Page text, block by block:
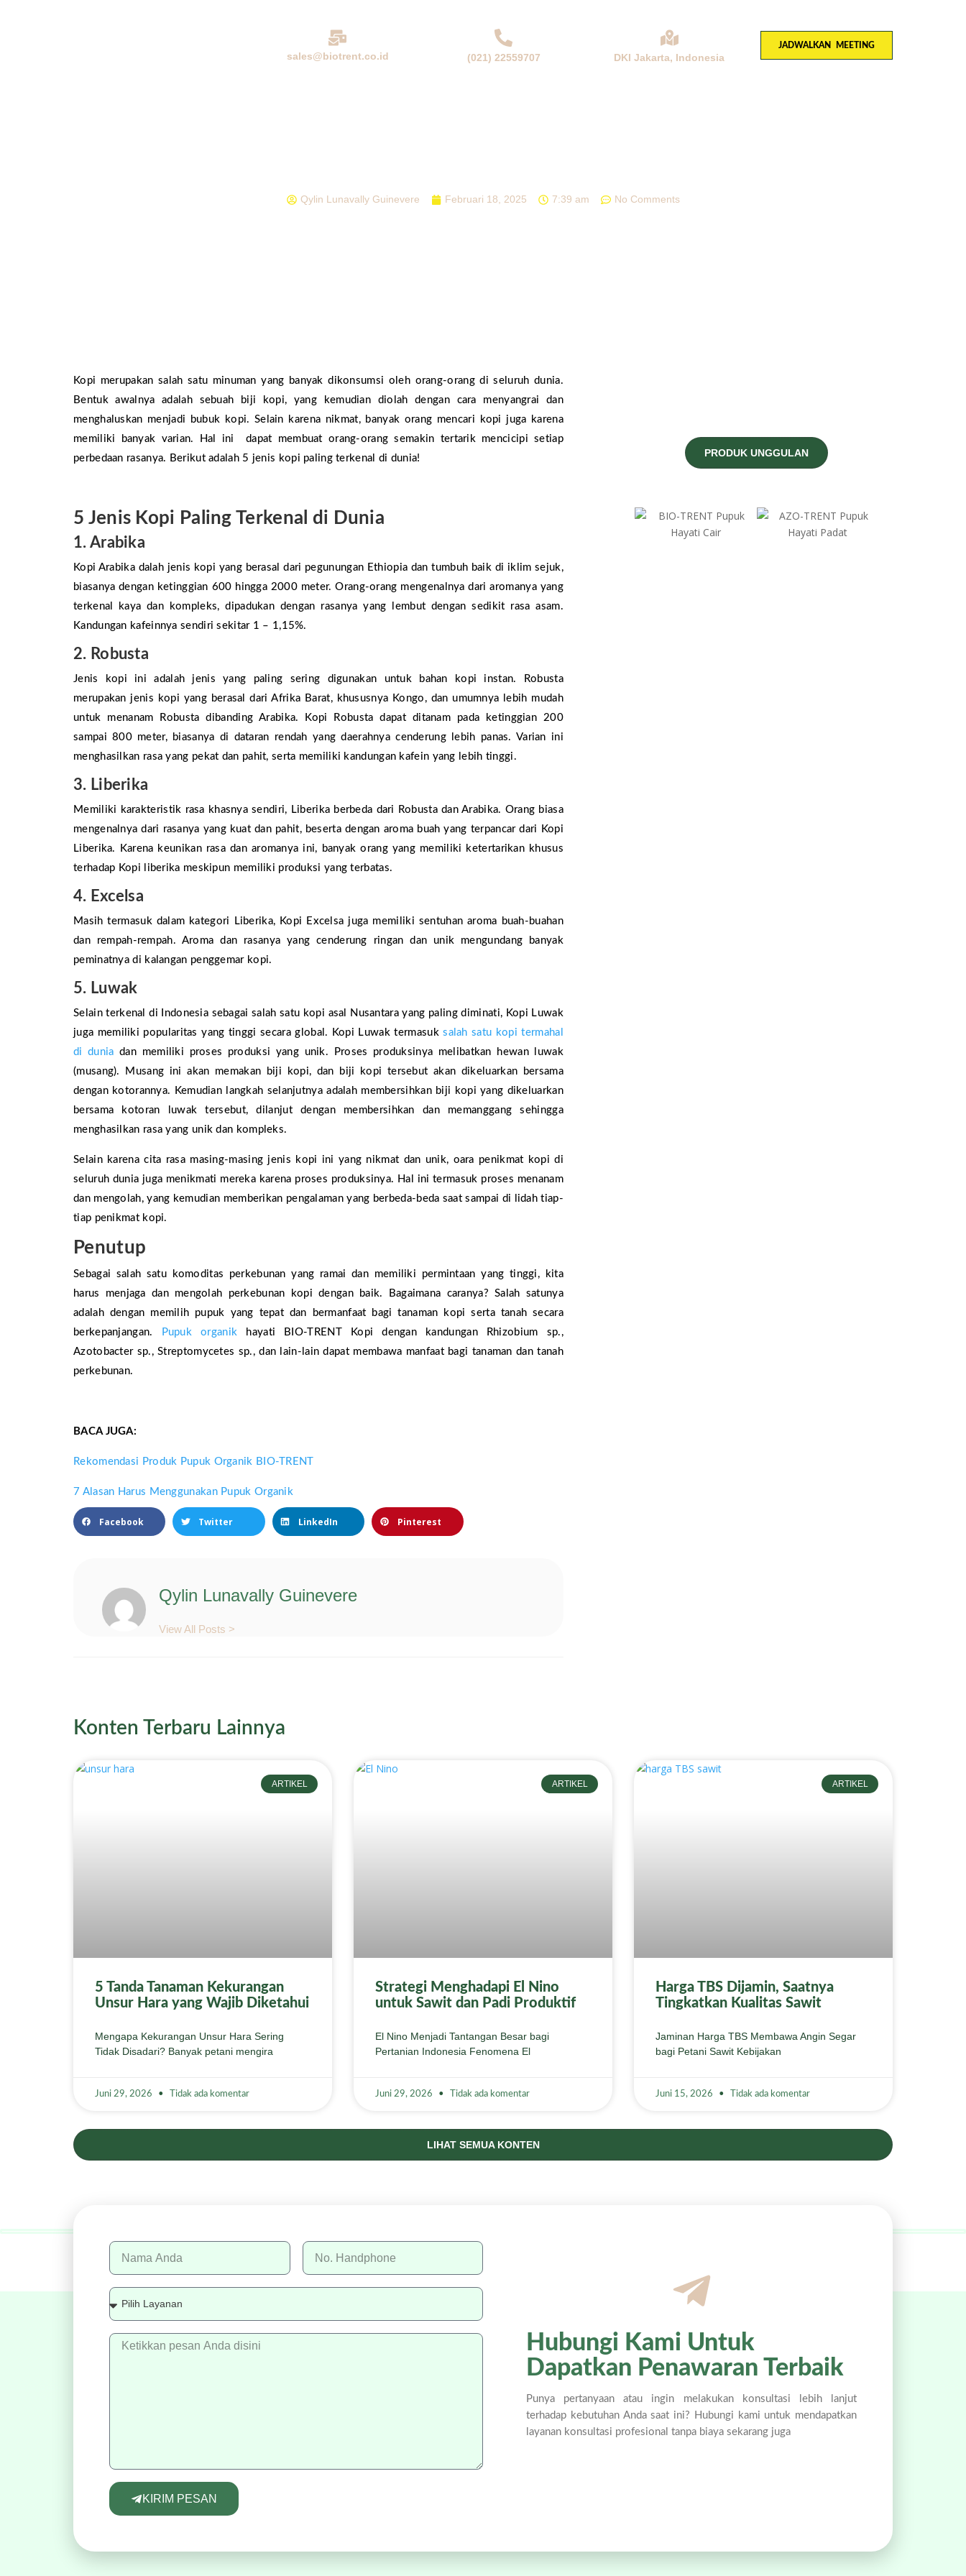
sales@biotrent.co.id (021) 22559707 DKI Jakarta, Indonesia
JADWALKAN MEETING
Qylin Lunavally Guinevere Februari 18, 2025 7:39 am No Comments
Kopi merupakan salah satu minuman yang banyak dikonsumsi oleh orang-orang di seluruh dunia.
Bentuk awalnya adalah sebuah biji kopi, yang kemudian diolah dengan cara menyangrai dan
menghaluskan menjadi bubuk kopi. Selain karena nikmat, banyak orang mencari kopi juga karena
memiliki banyak varian. Hal ini dapat membuat orang-orang semakin tertarik mencicipi setiap
perbedaan rasanya. Berikut adalah 5 jenis kopi paling terkenal di dunia!
5 Jenis Kopi Paling Terkenal di Dunia
1. Arabika
Kopi Arabika dalah jenis kopi yang berasal dari pegunungan Ethiopia dan tumbuh baik di iklim sejuk,
biasanya dengan ketinggian 600 hingga 2000 meter. Orang-orang mengenalnya dari aromanya yang
terkenal kaya dan kompleks, dipadukan dengan rasanya yang lembut dengan sedikit rasa asam.
Kandungan kafeinnya sendiri sekitar 1 – 1,15%.
2. Robusta
Jenis kopi ini adalah jenis yang paling sering digunakan untuk bahan kopi instan. Robusta
merupakan jenis kopi yang berasal dari Afrika Barat, khususnya Kongo, dan umumnya lebih mudah
untuk menanam Robusta dibanding Arabika. Kopi Robusta dapat ditanam pada ketinggian 200
sampai 800 meter, biasanya di dataran rendah yang daerahnya cenderung lebih panas. Varian ini
menghasilkan rasa yang pekat dan pahit, serta memiliki kandungan kafein yang lebih tinggi.
3. Liberika
Memiliki karakteristik rasa khasnya sendiri, Liberika berbeda dari Robusta dan Arabika. Orang biasa
mengenalnya dari rasanya yang kuat dan pahit, beserta dengan aroma buah yang terpancar dari Kopi
Liberika. Karena keunikan rasa dan aromanya ini, banyak orang yang memiliki ketertarikan khusus
terhadap Kopi liberika meskipun memiliki produksi yang terbatas.
4. Excelsa
Masih termasuk dalam kategori Liberika, Kopi Excelsa juga memiliki sentuhan aroma buah-buahan
dan rempah-rempah. Aroma dan rasanya yang cenderung ringan dan unik mengundang banyak
peminatnya di kalangan penggemar kopi.
5. Luwak
Selain terkenal di Indonesia sebagai salah satu kopi asal Nusantara yang paling diminati, Kopi Luwak
juga memiliki popularitas yang tinggi secara global. Kopi Luwak termasuksalah satu kopi termahal
di duniadan memiliki proses produksi yang unik. Proses produksinya melibatkan hewan luwak
(musang). Musang ini akan memakan biji kopi, dan biji kopi tersebut akan dikeluarkan bersama
dengan kotorannya. Kemudian langkah selanjutnya adalah membersihkan biji kopi yang dikeluarkan
bersama kotoran luwak tersebut, dilanjut dengan membersihkan dan memanggang sehingga
menghasilkan rasa yang unik dan kompleks.
Selain karena cita rasa masing-masing jenis kopi ini yang nikmat dan unik, oara penikmat kopi di
seluruh dunia juga menikmati mereka karena proses produksinya. Hal ini termasuk proses menanam
dan mengolah, yang kemudian memberikan pengalaman yang berbeda-beda saat sampai di lidah tiap-
tiap penikmat kopi.
Penutup
Sebagai salah satu komoditas perkebunan yang ramai dan memiliki permintaan yang tinggi, kita
harus menjaga dan mengolah perkebunan kopi dengan baik. Bagaimana caranya? Salah satunya
adalah dengan memilih pupuk yang tepat dan bermanfaat bagi tanaman kopi serta tanah secara
berkepanjangan.
Pupuk organik hayati BIO-TRENT Kopi dengan kandungan Rhizobium sp.,
Azotobacter sp., Streptomycetes sp., dan lain-lain dapat membawa manfaat bagi tanaman dan tanah
perkebunan.
BACA JUGA:
Rekomendasi Produk Pupuk Organik BIO-TRENT
7 Alasan Harus Menggunakan Pupuk Organik
Facebook Twitter LinkedIn Pinterest
Qylin Lunavally Guinevere
View All Posts >
PRODUK UNGGULAN
Konten Terbaru Lainnya
ARTIKEL
5 Tanda Tanaman Kekurangan
Unsur Hara yang Wajib Diketahui
Mengapa Kekurangan Unsur Hara Sering
Tidak Disadari? Banyak petani mengira
Juni 29, 2026 Tidak ada komentar
ARTIKEL
Strategi Menghadapi El Nino
untuk Sawit dan Padi Produktif
El Nino Menjadi Tantangan Besar bagi
Pertanian Indonesia Fenomena El
Juni 29, 2026 Tidak ada komentar
ARTIKEL
Harga TBS Dijamin, Saatnya
Tingkatkan Kualitas Sawit
Jaminan Harga TBS Membawa Angin Segar
bagi Petani Sawit Kebijakan
Juni 15, 2026 Tidak ada komentar
LIHAT SEMUA KONTEN
KIRIM PESAN
Hubungi Kami Untuk
Dapatkan Penawaran Terbaik
Punya pertanyaan atau ingin melakukan konsultasi lebih lanjut
terhadap kebutuhan Anda saat ini? Hubungi kami untuk mendapatkan
layanan konsultasi profesional tanpa biaya sekarang juga